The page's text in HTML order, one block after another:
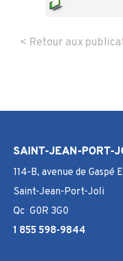
< Retour aux
SAINT-JEAN-PORT-
114-B, avenue de Gaspé
Saint-Jean-Port-Joli
Qc G0R 3G0
1 855 598-9844